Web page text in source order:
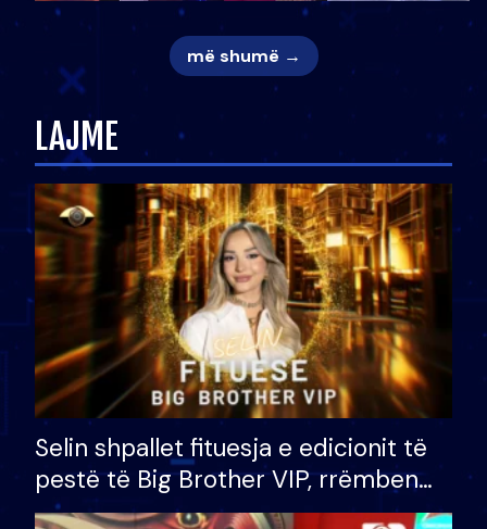
më shumë →
LAJME
Selin shpallet fituesja e edicionit të
pestë të Big Brother VIP, rrëmben
çmimin e madh prej 100 mijë eurosh